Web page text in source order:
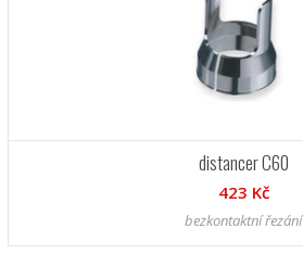
distancer C60
423 Kč
bezkontaktní řezání